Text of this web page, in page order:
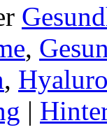
,
,
|